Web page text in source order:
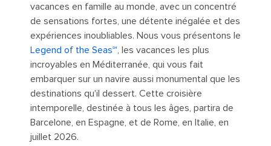
vacances en famille au monde, avec un concentré
de sensations fortes, une détente inégalée et des
expériences inoubliables. Nous vous présentons le
Legend of the Seas℠, les vacances les plus
incroyables en Méditerranée, qui vous fait
embarquer sur un navire aussi monumental que les
destinations qu'il dessert. Cette croisière
intemporelle, destinée à tous les âges, partira de
Barcelone, en Espagne, et de Rome, en Italie, en
juillet 2026.